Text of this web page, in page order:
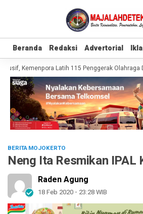
Beranda Redaksi Advertorial
Beranda Redaksi Advertorial
Kemenpora Latih 115 Penggerak Olahraga
BERITA MOJOKERTO
Neng Ita Resmikan IPAL
Raden Agung
18 Feb 2020 - 23:28 WIB